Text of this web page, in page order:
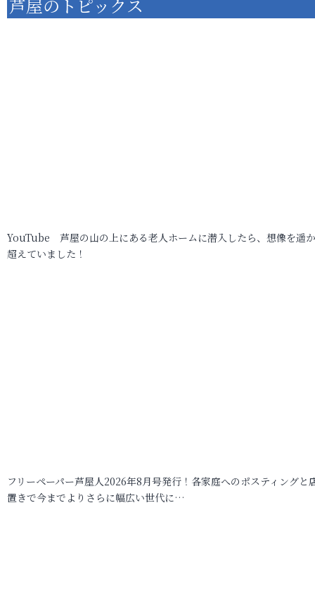
芦屋のトピックス
YouTube 芦屋の山の上にある老人ホームに潜入したら、想像を遥
超えていました！
フリーペーパー芦屋人2026年8月号発行！各家庭へのポスティングと
置きで今までよりさらに幅広い世代に…